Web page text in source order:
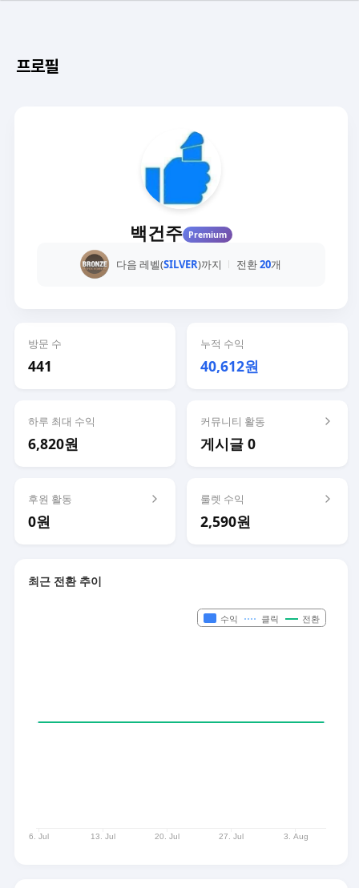
프로필
백건주 Premium
다음 레벨(SILVER)까지 전환20개
방문 수
441
누적 수익
40,612원
하루 최대 수익
6,820원
커뮤니티 활동
게시글 0
후원 활동
0원
룰렛 수익
2,590원
최근 전환 추이